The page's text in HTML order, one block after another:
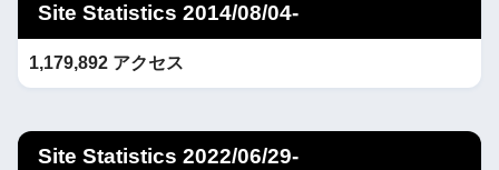
Site Statistics 2014/08/04-
1,179,892 アクセス
Site Statistics 2022/06/29-